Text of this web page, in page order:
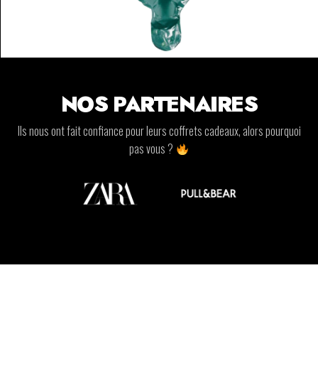
NOS PARTENAIRES
Ils nous ont fait confiance pour leurs coffrets cadeaux, alors pourquoi
pas vous ?